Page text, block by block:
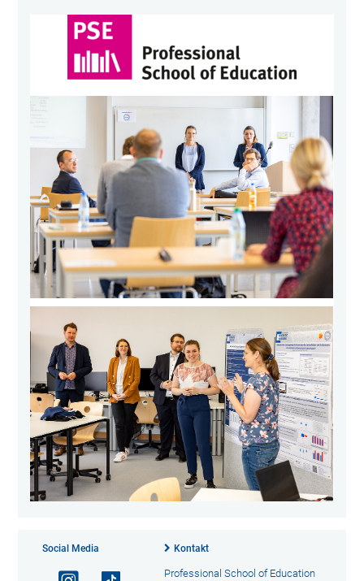
Social Media Kontakt
Professional School of Education